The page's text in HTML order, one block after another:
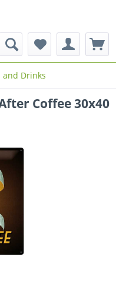
and Drinks
Coffee 30x40